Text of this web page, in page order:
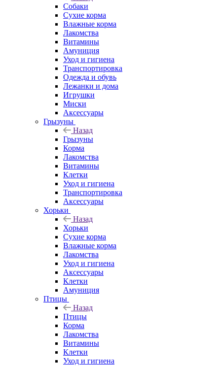
Собаки
Сухие корма
Влажные корма
Лакомства
Витамины
Амуниция
Уход и гигиена
Транспортировка
Одежда и обувь
Лежанки и дома
Игрушки
Миски
Аксессуары
Грызуны
Назад
Грызуны
Корма
Лакомства
Витамины
Клетки
Уход и гигиена
Транспортировка
Аксессуары
Хорьки
Назад
Хорьки
Сухие корма
Влажные корма
Лакомства
Уход и гигиена
Аксессуары
Клетки
Амуниция
Птицы
Назад
Птицы
Корма
Лакомства
Витамины
Клетки
Уход и гигиена